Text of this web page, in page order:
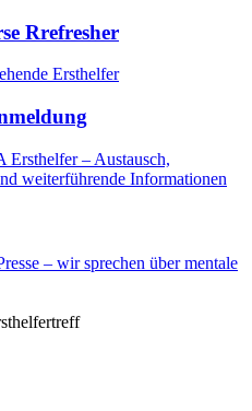
Rrefresher
Ersthelfer
– Austausch,
weiterführende Informationen
– wir sprechen über mentale